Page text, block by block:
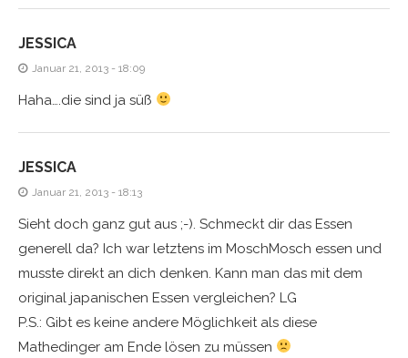
JESSICA
Januar 21, 2013 - 18:09
Haha….die sind ja süß
JESSICA
Januar 21, 2013 - 18:13
Sieht doch ganz gut aus ;-). Schmeckt dir das Essen
generell da? Ich war letztens im MoschMosch essen und
musste direkt an dich denken. Kann man das mit dem
original japanischen Essen vergleichen? LG
P.S.: Gibt es keine andere Möglichkeit als diese
Mathedinger am Ende lösen zu müssen